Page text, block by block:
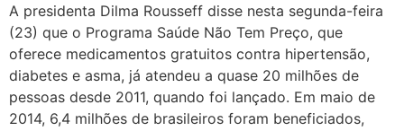
A presidenta Dilma Rousseff disse nesta segunda-feira
(23) que o Programa Saúde Não Tem Preço, que
oferece medicamentos gratuitos contra hipertensão,
diabetes e asma, já atendeu a quase 20 milhões de
pessoas desde 2011, quando foi lançado. Em maio de
2014, 6,4 milhões de brasileiros foram beneficiados,